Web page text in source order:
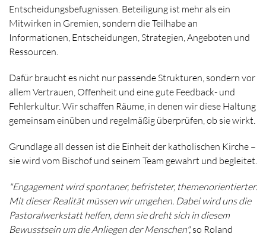
Entscheidungsbefugnissen. Beteiligung ist mehr als ein
Mitwirken in Gremien, sondern die Teilhabe an
Informationen, Entscheidungen, Strategien, Angeboten und
Ressourcen.
Dafür braucht es nicht nur passende Strukturen, sondern vor
allem Vertrauen, Offenheit und eine gute Feedback- und
Fehlerkultur. Wir schaffen Räume, in denen wir diese Haltung
gemeinsam einüben und regelmäßig überprüfen, ob sie wirkt.
Grundlage all dessen ist die Einheit der katholischen Kirche –
sie wird vom Bischof und seinem Team gewahrt und begleitet.
"Engagement wird spontaner, befristeter, themenorientierter.
Mit dieser Realität müssen wir umgehen. Dabei wird uns die
Pastoralwerkstatt helfen, denn sie dreht sich in diesem
Bewusstsein um die Anliegen der Menschen", so Roland